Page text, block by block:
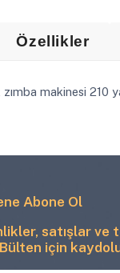
Özellikler
makinesi 210
Abone Ol
satışlar ve
Bülten için